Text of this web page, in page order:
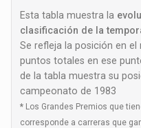
Esta tabla muestra la
clasificación de la
Se refleja la posición en
puntos totales en ese
de la tabla muestra su
campeonato de 1983
* Los Grandes Premios que
corresponde a carreras que